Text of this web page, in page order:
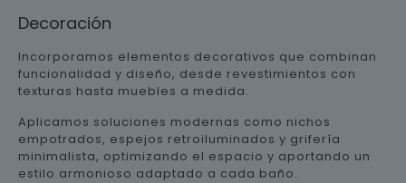
Decoración
Incorporamos elementos decorativos que combinan
funcionalidad y diseño, desde revestimientos con
texturas hasta muebles a medida.
Aplicamos soluciones modernas como nichos
empotrados, espejos retroiluminados y grifería
minimalista, optimizando el espacio y aportando un
estilo armonioso adaptado a cada baño.